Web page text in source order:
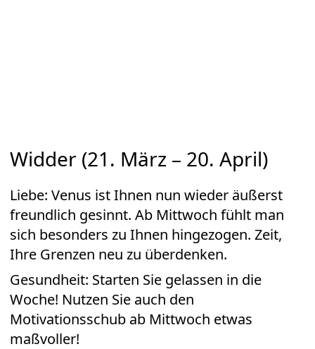
Widder (21. März – 20. April)
Liebe: Venus ist Ihnen nun wieder äußerst
freundlich gesinnt. Ab Mittwoch fühlt man
sich besonders zu Ihnen hingezogen. Zeit,
Ihre Grenzen neu zu überdenken.
Gesundheit: Starten Sie gelassen in die
Woche! Nutzen Sie auch den
Motivationsschub ab Mittwoch etwas
maßvoller!